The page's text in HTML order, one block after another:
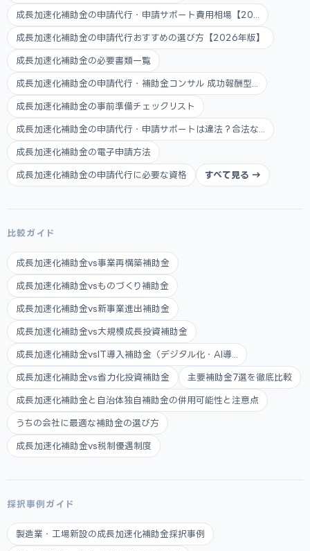
成長加速化補助金の申請代行・申請サポート費用相場【20...
成長加速化補助金の申請代行おすすめの選び方【2026年版】
成長加速化補助金の必要書類一覧
成長加速化補助金の申請代行・補助金コンサル 成功報酬型...
成長加速化補助金の事前準備チェックリスト
成長加速化補助金の申請代行・申請サポートは違法？合法な...
成長加速化補助金の電子申請方法
成長加速化補助金の申請代行に必要な資格 すべて見る →
比較ガイド
成長加速化補助金vs事業再構築補助金
成長加速化補助金vsものづくり補助金
成長加速化補助金vs新事業進出補助金
成長加速化補助金vs大規模成長投資補助金
成長加速化補助金vsIT導入補助金（デジタル化・AI導...
成長加速化補助金vs省力化投資補助金 主要補助金7選を徹底比較
成長加速化補助金と自治体独自補助金の併用可能性と注意点
うちの会社に最適な補助金の選び方
成長加速化補助金vs税制優遇制度
採択事例ガイド
製造業・工場新設の成長加速化補助金採択事例